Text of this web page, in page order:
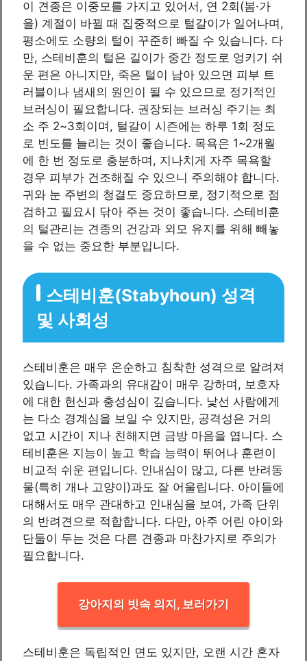
이 견종은 이중모를 가지고 있어서, 연 2회(봄·가
을) 계절이 바뀔 때 집중적으로 털갈이가 일어나며,
평소에도 소량의 털이 꾸준히 빠질 수 있습니다. 다
만, 스테비훈의 털은 길이가 중간 정도로 엉키기 쉬
운 편은 아니지만, 죽은 털이 남아 있으면 피부 트
러블이나 냄새의 원인이 될 수 있으므로 정기적인
브러싱이 필요합니다. 권장되는 브러싱 주기는 최
소 주 2~3회이며, 털갈이 시즌에는 하루 1회 정도
로 빈도를 늘리는 것이 좋습니다. 목욕은 1~2개월
에 한 번 정도로 충분하며, 지나치게 자주 목욕할
경우 피부가 건조해질 수 있으니 주의해야 합니다.
귀와 눈 주변의 청결도 중요하므로, 정기적으로 점
검하고 필요시 닦아 주는 것이 좋습니다. 스테비훈
의 털관리는 견종의 건강과 외모 유지를 위해 빼놓
을 수 없는 중요한 부분입니다.
스테비훈(Stabyhoun) 성격
및 사회성
스테비훈은 매우 온순하고 침착한 성격으로 알려져
있습니다. 가족과의 유대감이 매우 강하며, 보호자
에 대한 헌신과 충성심이 깊습니다. 낯선 사람에게
는 다소 경계심을 보일 수 있지만, 공격성은 거의
없고 시간이 지나 친해지면 금방 마음을 엽니다. 스
테비훈은 지능이 높고 학습 능력이 뛰어나 훈련이
비교적 쉬운 편입니다. 인내심이 많고, 다른 반려동
물(특히 개나 고양이)과도 잘 어울립니다. 아이들에
대해서도 매우 관대하고 인내심을 보여, 가족 단위
의 반려견으로 적합합니다. 다만, 아주 어린 아이와
단둘이 두는 것은 다른 견종과 마찬가지로 주의가
필요합니다.
강아지의 빗속 의지, 보러가기
스테비훈은 독립적인 면도 있지만, 오랜 시간 혼자